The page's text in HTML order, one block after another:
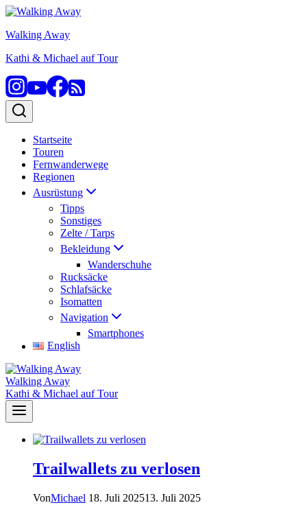
Zum
springen
Walking Away
Kathi & Michael auf Tour
Startseite
Touren
Fernwanderwege
Regionen
Ausrüstung
Tipps
Sonstiges
Zelte / Tarps
Bekleidung
Wanderschuhe
Rucksäcke
Schlafsäcke
Isomatten
Navigation
Smartphones
English
Walking Away
Kathi & Michael auf Tour
Trailwallets zu verlosen
VonMichael 18. Juli 202513. Juli 2025